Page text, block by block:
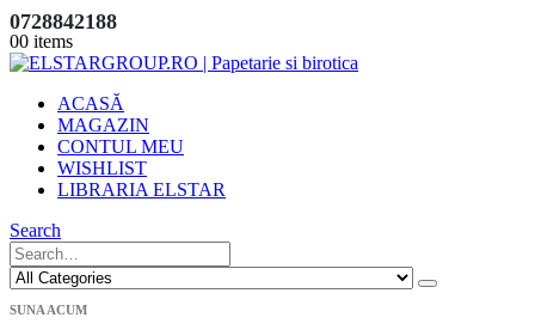
0728842188
00 items
ACASĂ
MAGAZIN
CONTUL MEU
WISHLIST
LIBRARIA ELSTAR
Search
SUNA ACUM